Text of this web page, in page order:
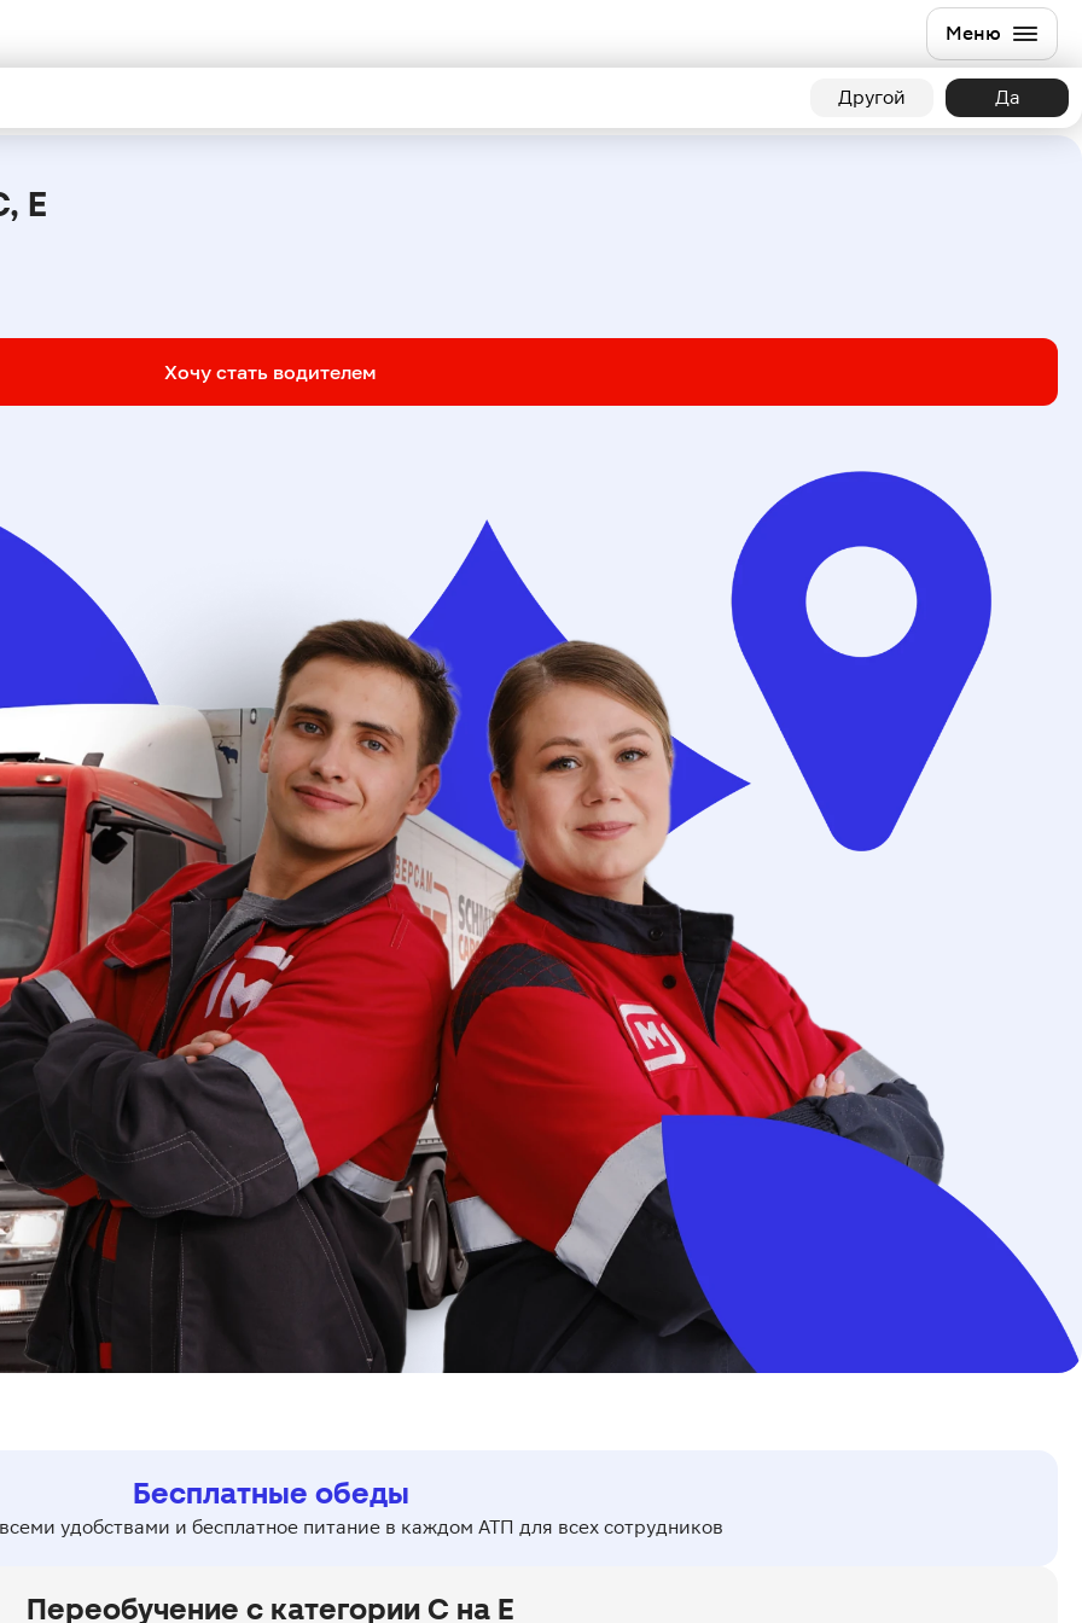
Меню
E
Хочу стать водителем
Бесплатные обеды
удобствами и бесплатное питание в каждом АТП для всех сотрудников
Переобучение с категории C на E
Другой Да